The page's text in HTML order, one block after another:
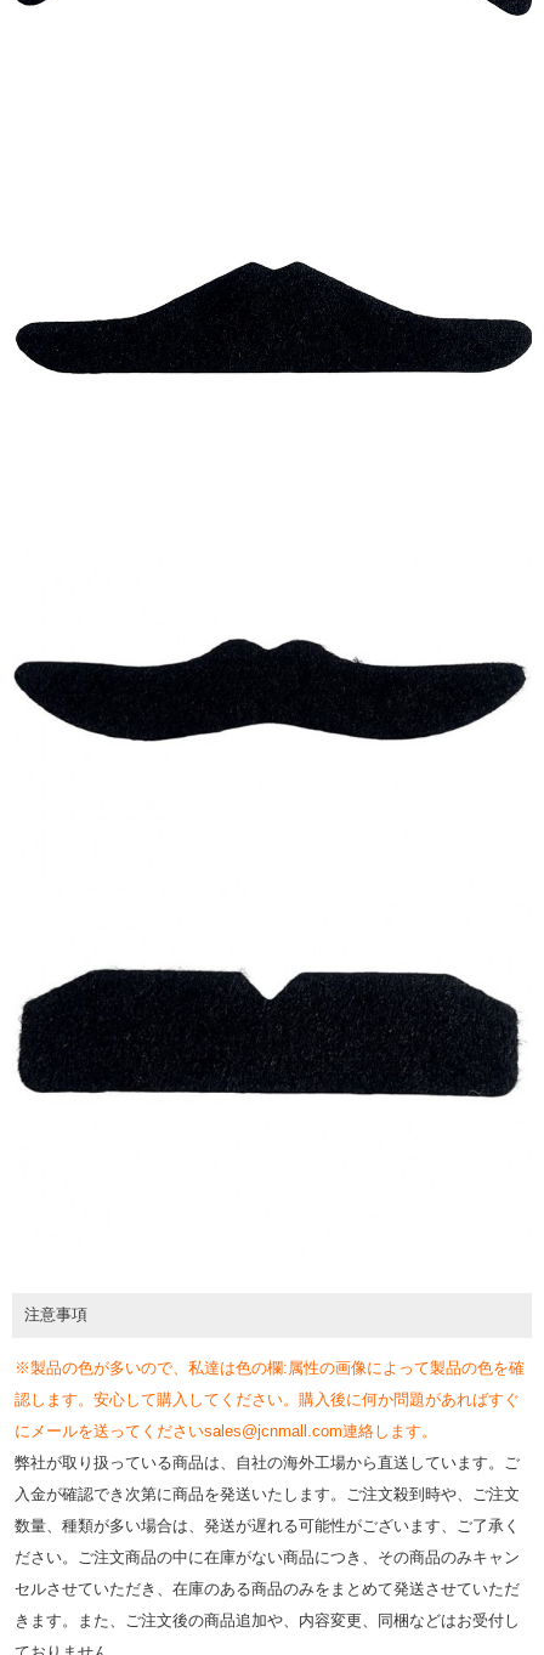
注意事項
※製品の色が多いので、私達は色の欄:属性の画像によって製品の色を確
認します。安心して購入してください。購入後に何か問題があればすぐ
にメールを送ってくださいsales@jcnmall.com連絡します。
弊社が取り扱っている商品は、自社の海外工場から直送しています。ご
入金が確認でき次第に商品を発送いたします。ご注文殺到時や、ご注文
数量、種類が多い場合は、発送が遅れる可能性がございます、ご了承く
ださい。ご注文商品の中に在庫がない商品につき、その商品のみキャン
セルさせていただき、在庫のある商品のみをまとめて発送させていただ
きます。また、ご注文後の商品追加や、内容変更、同梱などはお受付し